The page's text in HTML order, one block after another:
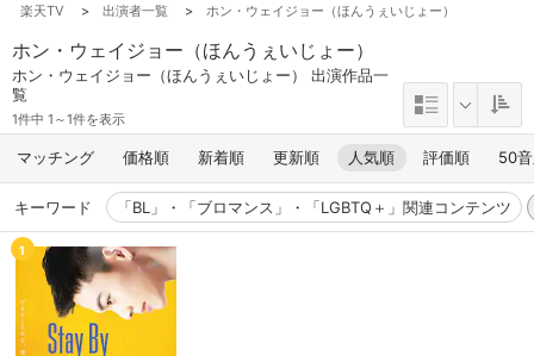
楽天TV > 出演者一覧 > ホン・ウェイジョー（ほんうぇいじょー）
ホン・ウェイジョー（ほんうぇいじょー）
ホン・ウェイジョー（ほんうぇいじょー） 出演作品一
覧
1件中 1～1件を表示
マッチング 価格順 新着順 更新順 人気順 評価順 50
キーワード 「BL」・「ブロマンス」・「LGBTQ＋」関連コンテンツ
1